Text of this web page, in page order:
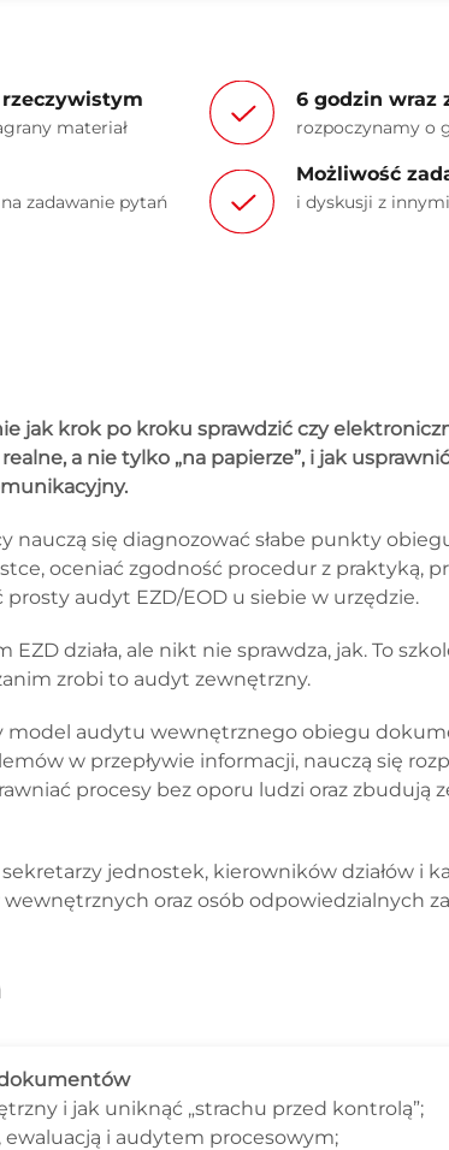
materiał
6 godzin wraz
rozpoczynamy o
zadawanie pytań
Możliwość
i dyskusji z
jak krok po kroku sprawdzić czy
a nie tylko „na papierze”, i jak
nauczą się diagnozować słabe punkty
oceniać zgodność procedur z praktyką,
prosty audyt EZD/EOD u siebie w urzędzie.
działa, ale nikt nie sprawdza, jak. To
zrobi to audyt zewnętrzny.
model audytu wewnętrznego obiegu
w przepływie informacji, nauczą się
procesy bez oporu ludzi oraz zbudują
jednostek, kierowników działów i
oraz osób odpowiedzialnych za
i jak uniknąć „strachu przed kontrolą”;
i audytem procesowym;